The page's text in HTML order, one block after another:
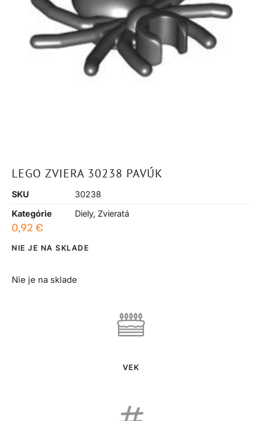
LEGO ZVIERA 30238 PAVÚK
SKU
30238
Kategórie
Diely, Zvieratá
0,92 €
NIE JE NA SKLADE
Nie je na sklade
VEK